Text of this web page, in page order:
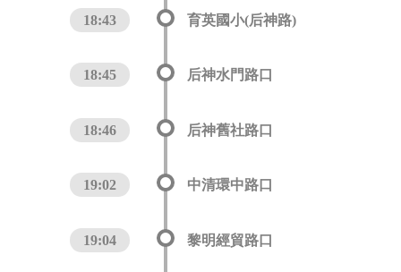
18:43 育英國小(后神路)
18:45 后神水門路口
18:46 后神舊社路口
19:02 中清環中路口
19:04 黎明經貿路口